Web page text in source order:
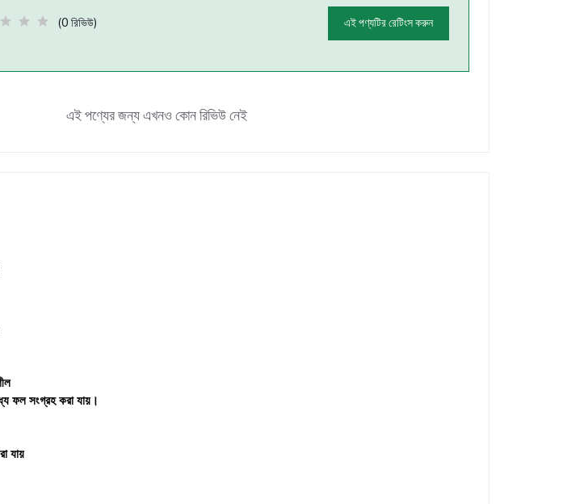
(0 রিভিউ) এই পণ্যটির রেটিংস করুন
এই পণ্যের জন্য এখনও কোন রিভিউ নেই
ফল সংগ্রহ করা যায়।
যায়